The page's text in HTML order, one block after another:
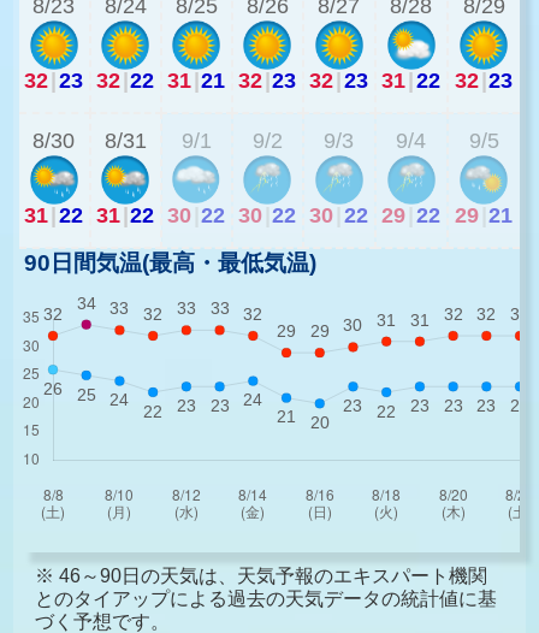
8/23
32 23
8/24
32 22
8/25
31 21
8/26
32 23
8/27
32 23
8/28
31 22
8/29
32 23
8/30
31 22
8/31
31 22
9/1
30 22
9/2
30 22
9/3
30 22
9/4
29 22
9/5
29 21
90日間気温(最高・最低気温)
※ 46～90日の天気は、天気予報のエキスパート機関
とのタイアップによる過去の天気データの統計値に基
づく予想です。